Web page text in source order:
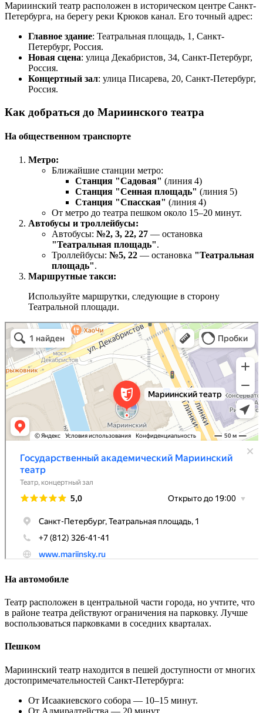
Мариинский театр расположен в историческом центре Санкт-
Петербурга, на берегу реки Крюков канал. Его точный адрес:
Главное здание: Театральная площадь, 1, Санкт-
Петербург, Россия.
Новая сцена: улица Декабристов, 34, Санкт-Петербург,
Россия.
Концертный зал: улица Писарева, 20, Санкт-Петербург,
Россия.
Как добраться до Мариинского театра
На общественном транспорте
Метро:
Ближайшие станции метро:
Станция "Садовая" (линия 4)
Станция "Сенная площадь" (линия 5)
Станция "Спасская" (линия 4)
От метро до театра пешком около 15–20 минут.
Автобусы и троллейбусы:
Автобусы: №2, 3, 22, 27 — остановка
"Театральная площадь".
Троллейбусы: №5, 22 — остановка "Театральная
площадь".
Маршрутные такси:
Используйте маршрутки, следующие в сторону
Театральной площади.
На автомобиле
Театр расположен в центральной части города, но учтите, что
в районе театра действуют ограничения на парковку. Лучше
воспользоваться парковками в соседних кварталах.
Пешком
Мариинский театр находится в пешей доступности от многих
достопримечательностей Санкт-Петербурга:
От Исаакиевского собора — 10–15 минут.
От Адмиралтейства — 20 минут.